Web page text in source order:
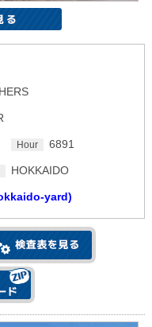
Hour 6891
HOKKAIDO
yard)